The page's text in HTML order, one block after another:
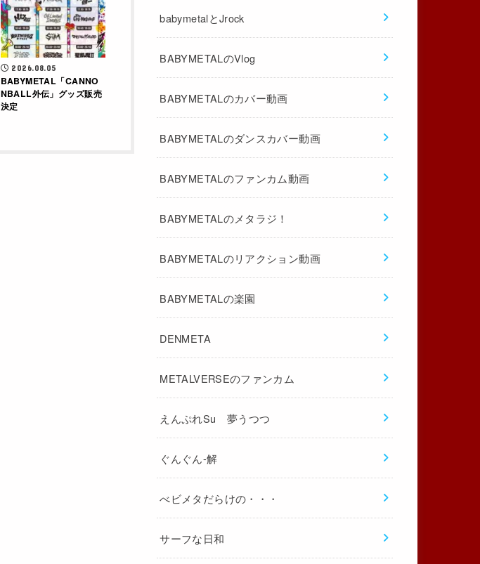
2026.08.05
BABYMETAL「CANNO
NBALL外伝」グッズ販売
決定
babymetalとJrock
BABYMETALのVlog
BABYMETALのカバー動画
BABYMETALのダンスカバー動画
BABYMETALのファンカム動画
BABYMETALのメタラジ！
BABYMETALのリアクション動画
BABYMETALの楽園
DENMETA
METALVERSEのファンカム
えんぷれSu 夢うつつ
ぐんぐん-解
べビメタだらけの・・・
サーフな日和